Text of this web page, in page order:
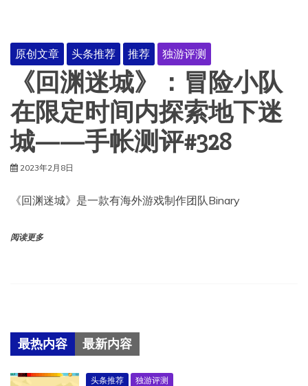
原创文章 头条推荐 推荐 独游评测
《回渊迷城》：冒险小队
在限定时间内探索地下迷
城——手帐测评#328
2023年2月8日
《回渊迷城》是一款有海外游戏制作团队Binary
阅读更多
最热内容 最新内容
头条推荐 独游评测